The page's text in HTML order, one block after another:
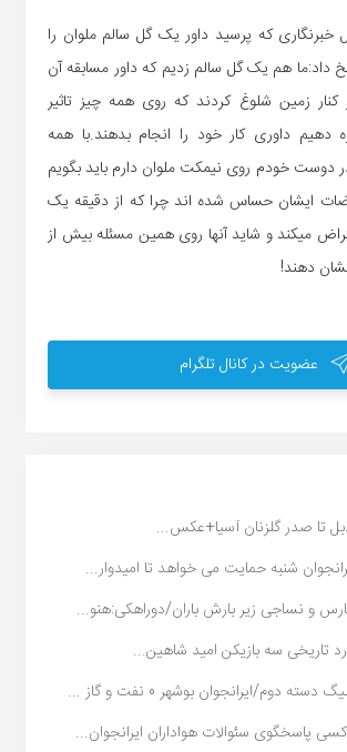
که پرسید داور یک گل سالم ملوان را
داد:ما هم یک گل سالم زدیم که داور مسابقه آن
کنار زمین شلوغ کردند که روی همه چیز تاثیر
دهیم داوری کار خود را انجام بدهند.با همه
دوست خودم روی نیمکت ملوان دارم باید بگویم
ایشان حساس شده اند چرا که از دقیقه یک
میکند و شاید آنها روی همین مسئله بیش از
دهند!
عضویت در کانال تلگرام
تا صدر گلزنان آسیا+عکس...
شنبه حمایت می خواهد تا امیدوار...
و نساجی زیر بارش باران/دوراهکی:هنو...
تاریخی سه بازیکن امید شاهین...
دوم/ایرانجوان بوشهر 0 نفت و گاز ...
پاسخگوی سئوالات هواداران ایرانجوان...